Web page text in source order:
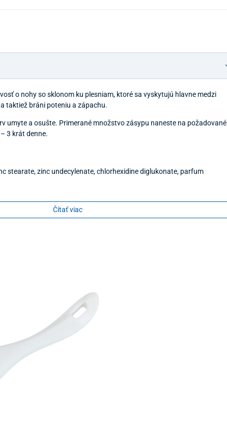
o nohy so sklonom ku plesniam, ktoré sa vyskytujú hlavne medzi
taktiež bráni poteniu a zápachu.
umyte a osušte. Primerané množstvo zásypu naneste na požadované
3 krát denne.
stearate, zinc undecylenate, chlorhexidine diglukonate, parfum
Čítať viac